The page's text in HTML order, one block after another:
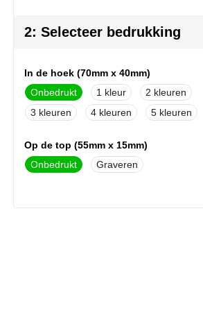
2: Selecteer bedrukking
In de hoek (70mm x 40mm)
Onbedrukt
1
2
3
4 5
Op de top (55mm x 15mm)
Onbedrukt
Graveren